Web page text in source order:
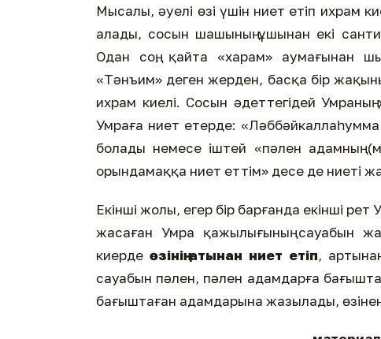
Мысалы, әуелі өзі үшін ниет етіп ихрам
алады, сосын шашының ұшынан екі
Одан соң, қайта «харам» аумағынан
«Тәнъим» деген жерден, басқа бір
ихрам киелі. Сосын әдеттегідей
Умраға ниет етерде:
болады немесе іштей «пәлен адамның
орындамаққа ниет еттім» десе де ниеті
Екінші жолы, егер бір барғанда екінші рет
жасаған Умра қажылығының сауабын
киерде өзінің атынан ниет етіп,
сауабын пәлен, пәлен адамдарға
бағыштаған адамдарына жазылады,